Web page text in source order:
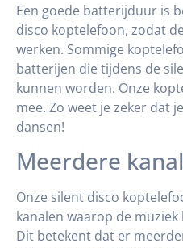
Een goede batterijduur is
disco koptelefoon, zodat
werken. Sommige
batterijen die tijdens de
kunnen worden. Onze
mee. Zo weet je zeker dat
dansen!
Meerdere
Onze silent disco
kanalen waarop de
Dit betekent dat er